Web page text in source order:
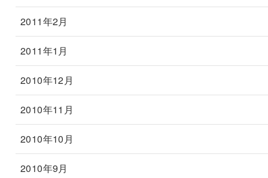
2011年2月
2011年1月
2010年12月
2010年11月
2010年10月
2010年9月